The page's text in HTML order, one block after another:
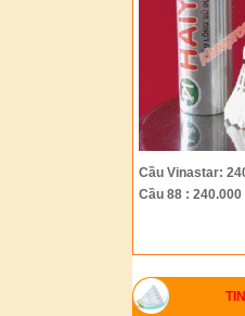
Cầu Vinastar:
Cầu 88 : 240.000
Hà Nội bảo
địch giải cầu
Cầu lông VN
nhưng không có
Tiến Minh
giải Trung Quốc
Sự phát
cầu lông Việt Nam